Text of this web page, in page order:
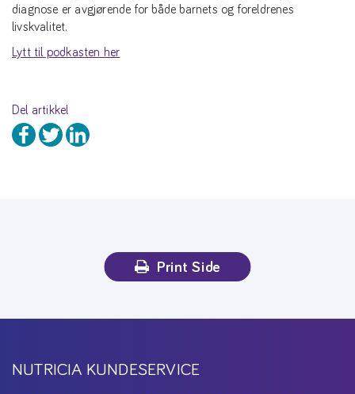
diagnose er avgjørende for både barnets og foreldrenes
livskvalitet.
Lytt til podkasten her
Del artikkel
Print Side
NUTRICIA KUNDESERVICE